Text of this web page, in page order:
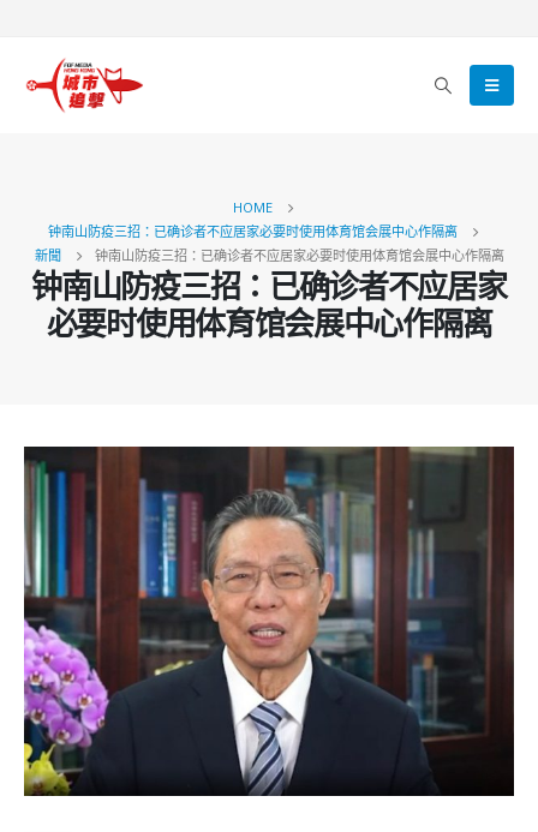
HOME
钟南山防疫三招：已确诊者不应居家必要时使用体育馆会展中心作隔离
新聞
钟南山防疫三招：已确诊者不应居家必要时使用体育馆会展中心作隔离
钟南山防疫三招：已确诊者不应居家
必要时使用体育馆会展中心作隔离